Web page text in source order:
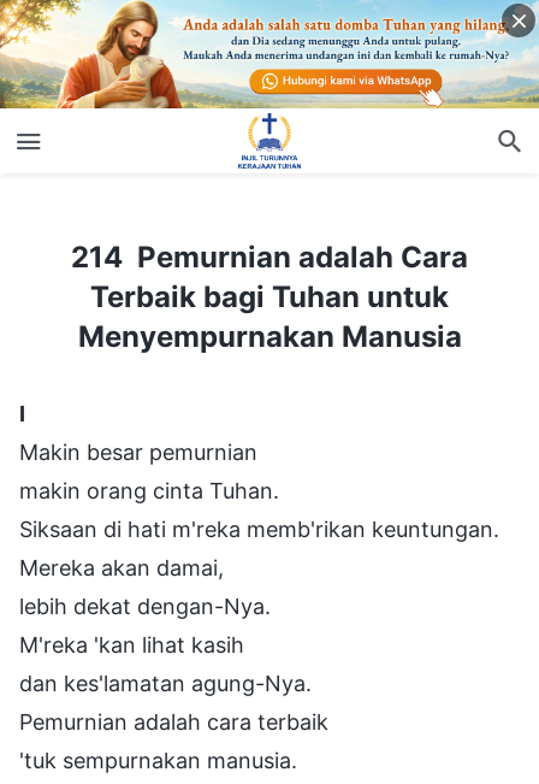
214 Pemurnian adalah Cara
Terbaik bagi Tuhan untuk
Menyempurnakan Manusia
I
Makin besar pemurnian
makin orang cinta Tuhan.
Siksaan di hati m'reka memb'rikan keuntungan.
Mereka akan damai,
lebih dekat dengan-Nya.
M'reka 'kan lihat kasih
dan kes'lamatan agung-Nya.
Pemurnian adalah cara terbaik
'tuk sempurnakan manusia.